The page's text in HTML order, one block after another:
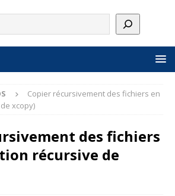
Copier récursivement des fichiers en
xcopy)
des fichiers
récursive de